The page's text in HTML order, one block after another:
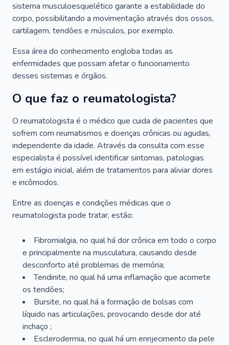
sistema musculoesquelético garante a estabilidade do
corpo, possibilitando a movimentação através dos ossos,
cartilagem, tendões e músculos, por exemplo.
Essa área do conhecimento engloba todas as
enfermidades que possam afetar o funcionamento
desses sistemas e órgãos.
O que faz o reumatologista?
O reumatologista é o médico que cuida de pacientes que
sofrem com reumatismos e doenças crônicas ou agudas,
independente da idade. Através da consulta com esse
especialista é possível identificar sintomas, patologias
em estágio inicial, além de tratamentos para aliviar dores
e incômodos.
Entre as doenças e condições médicas que o
reumatologista pode tratar, estão:
Fibromialgia, no qual há dor crônica em todo o corpo
e principalmente na musculatura, causando desde
desconforto até problemas de memória;
Tendinite, no qual há uma inflamação que acomete
os tendões;
Bursite, no qual há a formação de bolsas com
líquido nas articulações, provocando desde dor até
inchaço ;
Esclerodermia, no qual há um enrijecimento da pele